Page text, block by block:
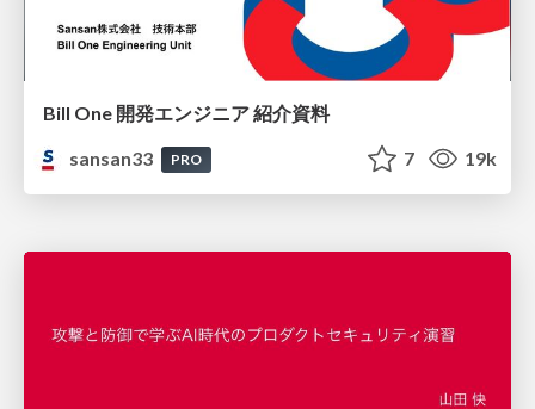
Bill One 開発エンジニア 紹介資料
sansan33
PRO 7 19k